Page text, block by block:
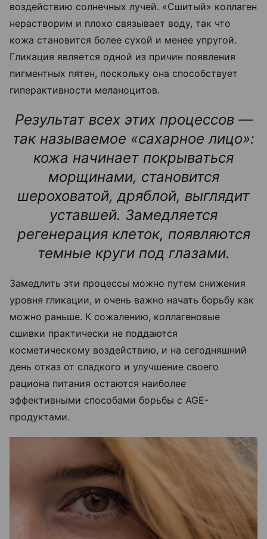
воздействию солнечных лучей. «Сшитый» коллаген
нерастворим и плохо связывает воду, так что
кожа становится более сухой и менее упругой.
Гликация является одной из причин появления
пигментных пятен, поскольку она способствует
гиперактивности меланоцитов.
Результат всех этих процессов —
так называемое «сахарное лицо»:
кожа начинает покрываться
морщинами, становится
шероховатой, дряблой, выглядит
уставшей. Замедляется
регенерация клеток, появляются
темные круги под глазами.
Замедлить эти процессы можно путем снижения
уровня гликации, и очень важно начать борьбу как
можно раньше. К сожалению, коллагеновые
сшивки практически не поддаются
косметическому воздействию, и на сегодняшний
день отказ от сладкого и улучшение своего
рациона питания остаются наиболее
эффективными способами борьбы с AGE-
продуктами.